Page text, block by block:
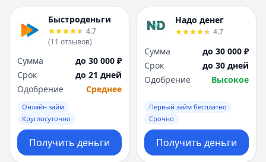
Быстроденьги
4.7
(11 отзывов)
Сумма
до 30 000 ₽
Срок
до 21 дней
Одобрение
Среднее
Онлайн займ
Круглосуточно
Получить деньги
Надо денег
4.7
Сумма
до 30 000 ₽
Срок
до 30 дней
Одобрение
Высокое
Первый займ бесплатно
Срочно
Получить деньги